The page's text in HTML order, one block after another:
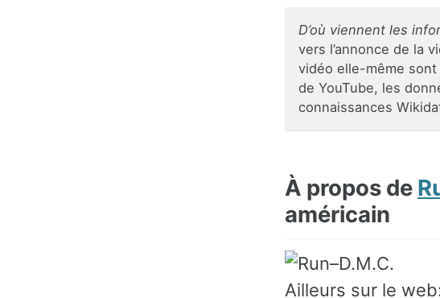
D’où viennent les
vers l’annonce de la
vidéo elle-même
de YouTube, les
connaissances
À propos de
américain
Ailleurs sur le